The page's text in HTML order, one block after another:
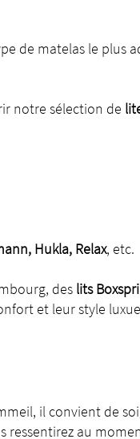
de matelas le plus
notre sélection de
Hukla, Relax, etc.
des lits
et leur style
il convient de
ressentirez au